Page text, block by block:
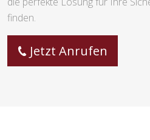
finden.
Jetzt Anrufen